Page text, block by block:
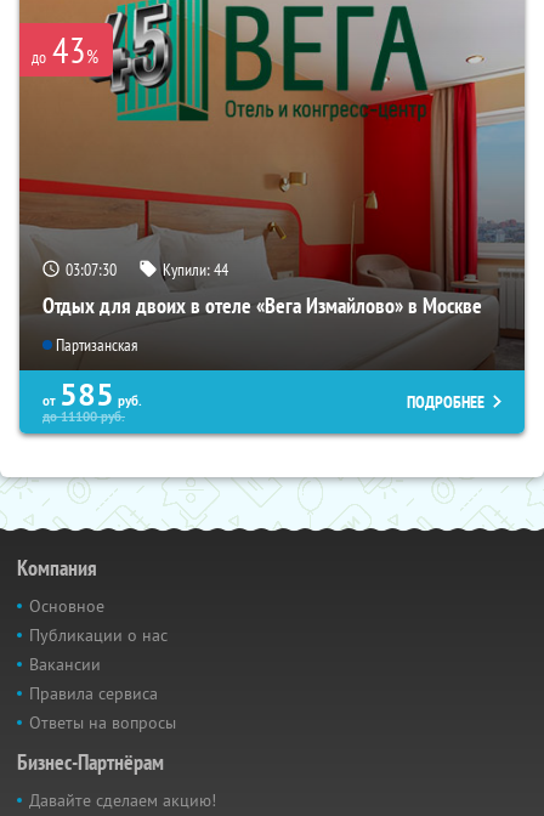
до 43%
03:07:29 Купили:44
Отдых для двоих в отеле «Вега Измайлово» в Москве
Партизанская
от 585 руб.
до11100руб.
ПОДРОБНЕЕ
Компания
Основное
Публикации о нас
Вакансии
Правила сервиса
Ответы на вопросы
Бизнес-Партнёрам
Давайте сделаем акцию!